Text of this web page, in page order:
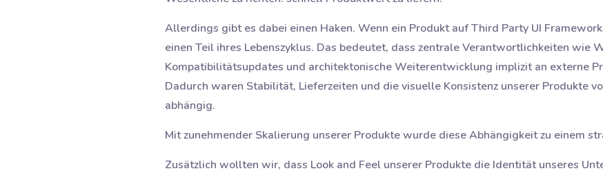
Allerdings gibt es dabei einen Haken. Wenn ein Produkt auf Third Party UI
einen Teil ihres Lebenszyklus. Das bedeutet, dass zentrale Verantwortlichkeiten wie
Kompatibilitätsupdates und architektonische Weiterentwicklung implizit an externe
Dadurch waren Stabilität, Lieferzeiten und die visuelle Konsistenz unserer Produkte
abhängig.
Mit zunehmender Skalierung unserer Produkte wurde diese Abhängigkeit zu einem
Zusätzlich wollten wir, dass Look and Feel unserer Produkte die Identität unseres